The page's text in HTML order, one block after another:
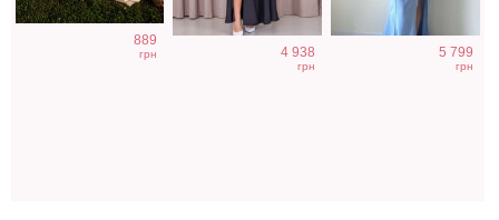
889
грн 4 938
грн
5 799
грн